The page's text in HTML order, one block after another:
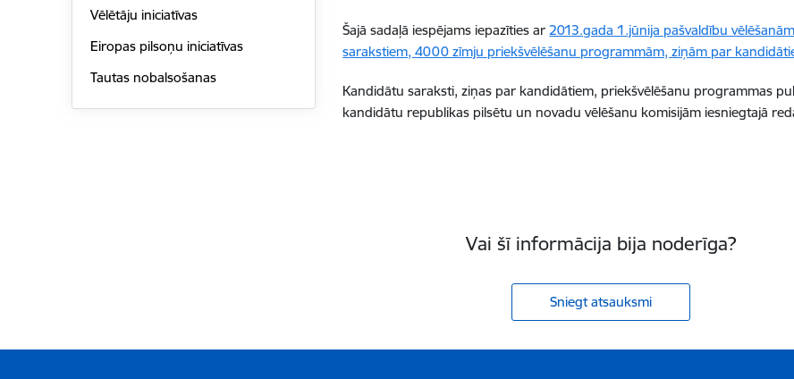
Vēlētāju iniciatīvas
Eiropas pilsoņu iniciatīvas
Tautas nobalsošanas
Šajā sadaļā iespējams iepazīties ar2013.gada 1.jūnija pašvaldību
sarakstiem, 4000 zīmju priekšvēlēšanu programmām, ziņām par
Kandidātu saraksti, ziņas par kandidātiem, priekšvēlēšanu programmas
kandidātu republikas pilsētu un novadu vēlēšanu komisijām iesniegtajā
Vai šī informācija bija noderīga?
Sniegt atsauksmi